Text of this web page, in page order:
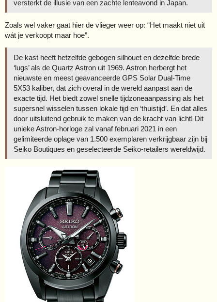
versterkt de illusie van een zachte lenteavond in Japan.
Zoals wel vaker gaat hier de vlieger weer op: “Het maakt niet uit
wát je verkoopt maar hoe”.
De kast heeft hetzelfde gebogen silhouet en dezelfde brede
‘lugs’ als de Quartz Astron uit 1969. Astron herbergt het
nieuwste en meest geavanceerde GPS Solar Dual-Time
5X53 kaliber, dat zich overal in de wereld aanpast aan de
exacte tijd. Het biedt zowel snelle tijdzoneaanpassing als het
supersnel wisselen tussen lokale tijd en ‘thuistijd’. En dat alles
door uitsluitend gebruik te maken van de kracht van licht! Dit
unieke Astron-horloge zal vanaf februari 2021 in een
gelimiteerde oplage van 1.500 exemplaren verkrijgbaar zijn bij
Seiko Boutiques en geselecteerde Seiko-retailers wereldwijd.